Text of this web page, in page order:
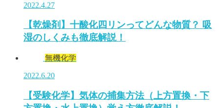
2022.4.27
【乾燥剤】十酸化四リンってどんな物質？ 吸
湿のしくみも徹底解説！
無機化学
2022.6.20
【受験化学】気体の捕集方法（上方置換・下